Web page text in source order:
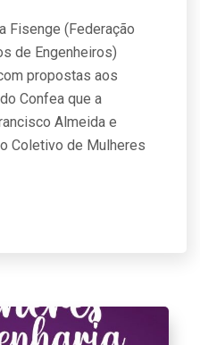
Fisenge (Federação
de Engenheiros)
propostas aos
Confea que a
Almeida e
Coletivo de Mulheres